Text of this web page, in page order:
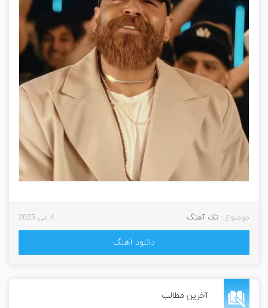
آخرین مطالب
موضوع : تک آهنگ 4 می 2025
دانلود آهنگ